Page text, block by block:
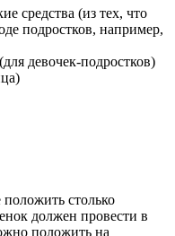
средства (из тех, что
подростков, например,
девочек-подростков)
столько
должен провести в
положить на